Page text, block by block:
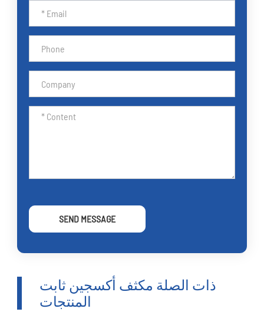
SEND MESSAGE
ذات الصلة مكثف أكسجين ثابت
المنتجات